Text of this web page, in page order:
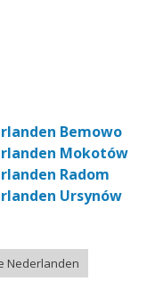
Bemowo
Mokotów
Radom
Ursynów
Nederlanden